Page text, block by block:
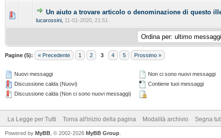
Un aiuto a trovare articolo o denominazione di questo
lucarossini 11-01-2020, 21:51
Pagine (5): « Precedente 1 2 3 4 5 Prossimo »
Nuovi messaggi
Discussione calda (Nuovi)
Discussione calda (Non ci sono nuovi messaggi)
Non ci sono nuovi messaggi
Contiene tuoi messaggi
La Legge per Tutti Torna all'inizio della pagina Modalità archivio Segna
Powered by MyBB , © 2002-2026 MyBB Group